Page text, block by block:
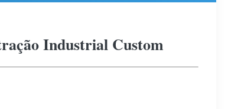
Industrial Custom